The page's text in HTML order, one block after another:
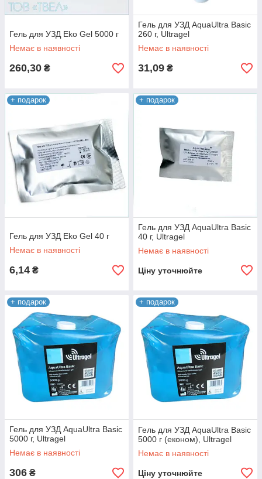
Гель для УЗД Eko Gel 5000 г
Немає в наявності
260,30 ₴
Гель для УЗД AquaUltra Basic
260 г, Ultragel
Немає в наявності
31,09 ₴
+ подарок
Гель для УЗД Eko Gel 40 г
Немає в наявності
6,14 ₴
+ подарок
Гель для УЗД AquaUltra Basic
40 г, Ultragel
Немає в наявності
Ціну уточнюйте
+ подарок
Гель для УЗД AquaUltra Basic
5000 г, Ultragel
Немає в наявності
306 ₴
+ подарок
Гель для УЗД AquaUltra Basic
5000 г (економ), Ultragel
Немає в наявності
Ціну уточнюйте